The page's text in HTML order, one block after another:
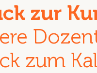
zur
zum